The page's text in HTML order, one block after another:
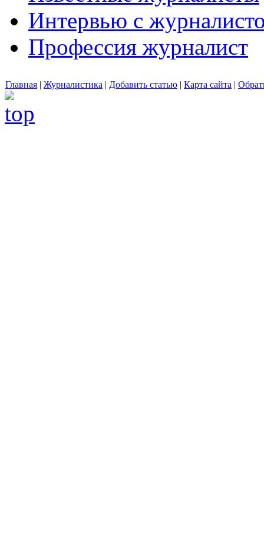
Интервью с
Профессия журналист
Главная | Журналистика | Добавить статью | Карта сайта |